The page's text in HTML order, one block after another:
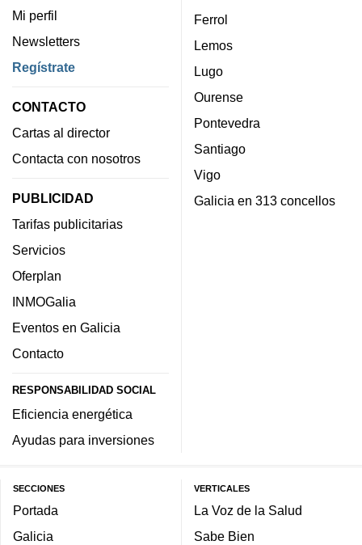
Mi perfil
Newsletters
Regístrate
CONTACTO
Cartas al director
Contacta con nosotros
PUBLICIDAD
Tarifas publicitarias
Servicios
Oferplan
INMOGalia
Eventos en Galicia
Contacto
RESPONSABILIDAD SOCIAL
Eficiencia energética
Ayudas para inversiones
Ferrol
Lemos
Lugo
Ourense
Pontevedra
Santiago
Vigo
Galicia en 313 concellos
SECCIONES
Portada
Galicia
VERTICALES
La Voz de la Salud
Sabe Bien